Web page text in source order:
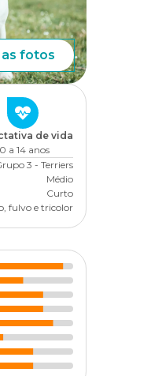
fotos
de vida
a 14 anos
3 - Terriers
Médio
Curto
fulvo e tricolor